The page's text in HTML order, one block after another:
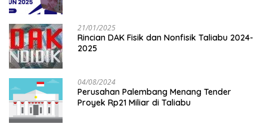
21/01/2025
Rincian DAK Fisik dan Nonfisik Taliabu 2024-
2025
04/08/2024
Perusahan Palembang Menang Tender
Proyek Rp21 Miliar di Taliabu